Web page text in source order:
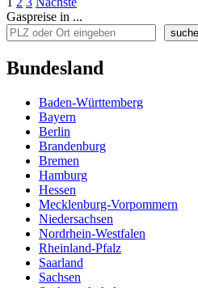
Seitennummerierung
der
Beiträge
Gaspreise in ...
Bundesland
Baden-Württemberg
Bayern
Berlin
Brandenburg
Bremen
Hamburg
Hessen
Mecklenburg-Vorpommern
Niedersachsen
Nordrhein-Westfalen
Rheinland-Pfalz
Saarland
Sachsen